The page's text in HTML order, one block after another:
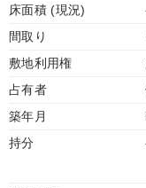
床面積 (現況)
間取り
敷地利用権
占有者
築年月
持分